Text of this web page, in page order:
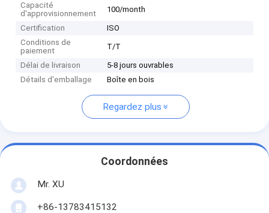
Capacité
d'approvisionnement
100/month
Certification
ISO
Conditions de
paiement
T/T
Délai de livraison
5-8 jours ouvrables
Détails d'emballage
Boîte en bois
Regardez plus
Coordonnées
Mr. XU
+86-13783415132